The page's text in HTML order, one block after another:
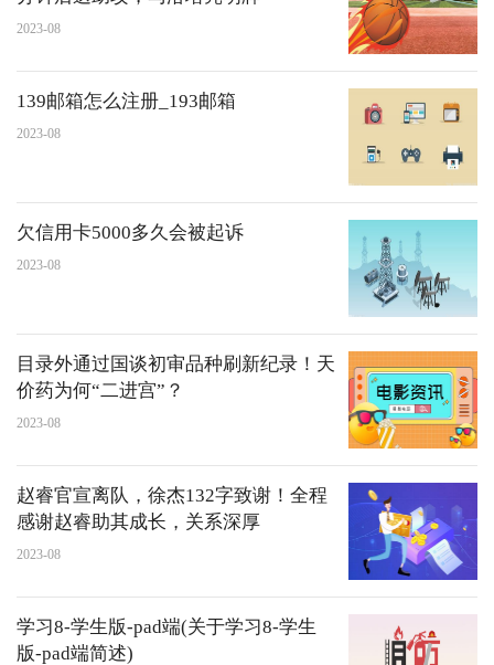
2023-08
139邮箱怎么注册_193邮箱
2023-08
欠信用卡5000多久会被起诉
2023-08
目录外通过国谈初审品种刷新纪录！天
价药为何“二进宫”？
2023-08
赵睿官宣离队，徐杰132字致谢！全程
感谢赵睿助其成长，关系深厚
2023-08
学习8-学生版-pad端(关于学习8-学生
版-pad端简述)